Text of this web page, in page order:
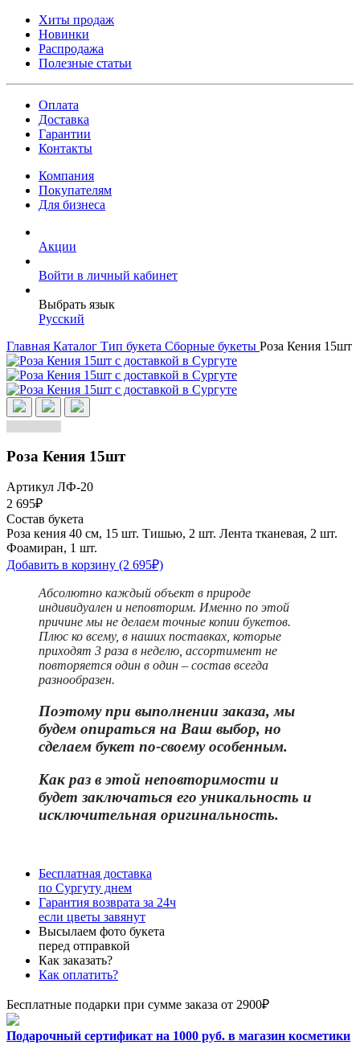
Хиты продаж
Новинки
Распродажа
Полезные статьи
Оплата
Доставка
Гарантии
Контакты
Компания
Покупателям
Для бизнеса
Акции
Войти в личный кабинет
Выбрать язык
Русский
Главная Каталог Тип букета Сборные букеты Роза Кения 15шт
Роза Кения 15шт
Артикул ЛФ-20
2 695₽
Состав букета
Роза кения 40 см, 15 шт. Тишью, 2 шт. Лента тканевая, 2 шт.
Фоамиран, 1 шт.
Добавить в корзину (2 695₽)
Абсолютно каждый объект в природе
индивидуален и неповторим. Именно по этой
причине мы не делаем точные копии букетов.
Плюс ко всему, в наших поставках, которые
приходят 3 раза в неделю, ассортимент не
повторяется один в один – состав всегда
разнообразен.
Поэтому при выполнении заказа, мы
будем опираться на Ваш выбор, но
сделаем букет по-своему особенным.
Как раз в этой неповторимости и
будет заключаться его уникальность и
исключительная оригинальность.
Бесплатная доставка
по Сургуту днем
Гарантия возврата за 24ч
если цветы завянут
Высылаем фото букета
перед отправкой
Как заказать?
Как оплатить?
Бесплатные подарки при сумме заказа от 2900₽
Подарочный сертификат на 1000 руб. в магазин косметики